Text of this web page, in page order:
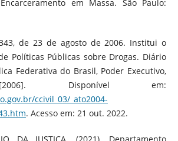
Encarceramento em Massa. São Paulo:
de 23 de agosto de 2006. Institui o
Políticas Públicas sobre Drogas. Diário
Federativa do Brasil, Poder Executivo,
Disponível em:
ccivil_03/_ato2004-
. Acesso em: 21 out. 2022.